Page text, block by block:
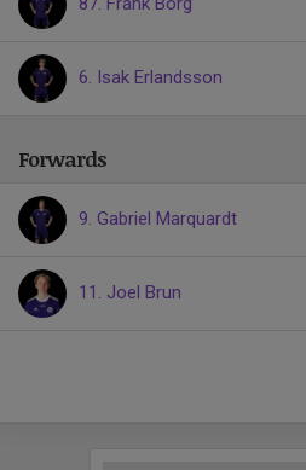
6. Isak Erlandsson
Forwards
9. Gabriel Marquardt
11. Joel Brun